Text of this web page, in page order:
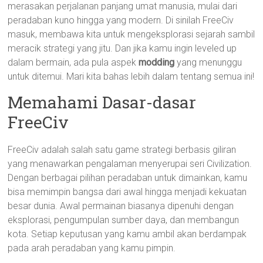
merasakan perjalanan panjang umat manusia, mulai dari
peradaban kuno hingga yang modern. Di sinilah FreeCiv
masuk, membawa kita untuk mengeksplorasi sejarah sambil
meracik strategi yang jitu. Dan jika kamu ingin leveled up
dalam bermain, ada pula aspekmodding yang menunggu
untuk ditemui. Mari kita bahas lebih dalam tentang semua ini!
Memahami Dasar-dasar
FreeCiv
FreeCiv adalah salah satu game strategi berbasis giliran
yang menawarkan pengalaman menyerupai seri Civilization.
Dengan berbagai pilihan peradaban untuk dimainkan, kamu
bisa memimpin bangsa dari awal hingga menjadi kekuatan
besar dunia. Awal permainan biasanya dipenuhi dengan
eksplorasi, pengumpulan sumber daya, dan membangun
kota. Setiap keputusan yang kamu ambil akan berdampak
pada arah peradaban yang kamu pimpin.